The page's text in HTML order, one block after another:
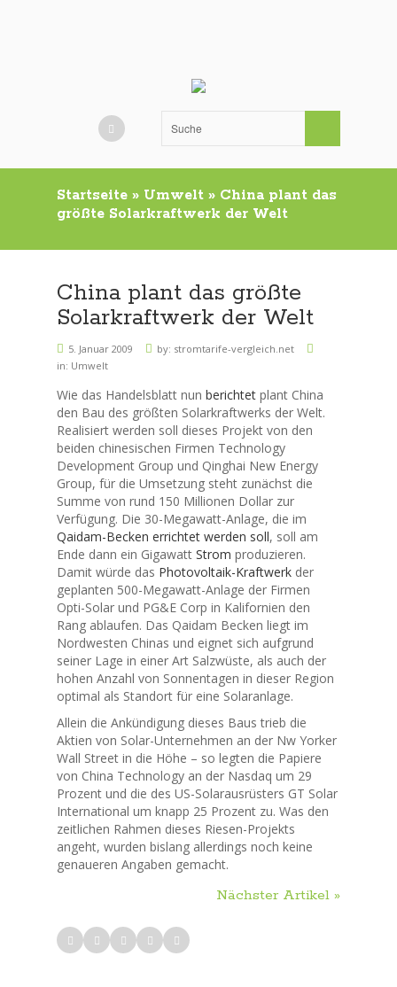
Startseite » Umwelt » China plant das
größte Solarkraftwerk der Welt
China plant das größte
Solarkraftwerk der Welt
5. Januar 2009 by: stromtarife-vergleich.net
in: Umwelt
Wie das Handelsblatt nun berichtet plant China
den Bau des größten Solarkraftwerks der Welt.
Realisiert werden soll dieses Projekt von den
beiden chinesischen Firmen Technology
Development Group und Qinghai New Energy
Group, für die Umsetzung steht zunächst die
Summe von rund 150 Millionen Dollar zur
Verfügung. Die 30-Megawatt-Anlage, die im
Qaidam-Becken errichtet werden soll, soll am
Ende dann ein Gigawatt Strom produzieren.
Damit würde das Photovoltaik-Kraftwerk der
geplanten 500-Megawatt-Anlage der Firmen
Opti-Solar und PG&E Corp in Kalifornien den
Rang ablaufen. Das Qaidam Becken liegt im
Nordwesten Chinas und eignet sich aufgrund
seiner Lage in einer Art Salzwüste, als auch der
hohen Anzahl von Sonnentagen in dieser Region
optimal als Standort für eine Solaranlage.
Allein die Ankündigung dieses Baus trieb die
Aktien von Solar-Unternehmen an der Nw Yorker
Wall Street in die Höhe – so legten die Papiere
von China Technology an der Nasdaq um 29
Prozent und die des US-Solarausrüsters GT Solar
International um knapp 25 Prozent zu. Was den
zeitlichen Rahmen dieses Riesen-Projekts
angeht, wurden bislang allerdings noch keine
genaueren Angaben gemacht.
Nächster Artikel »